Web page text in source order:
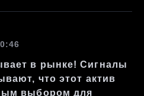
в рынке! Сигналы
что этот актив
выбором для